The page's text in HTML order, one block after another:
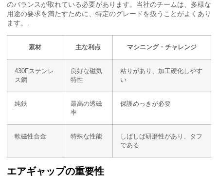
のバランスが取れている必要があります。当社のチームは、多様な
用途の要求を満たすために、特定のグレードを扱うことがよくあり
ます。.
素材 主な利点 マシニング・チャレンジ
430Fステンレ
ス鋼
良好な磁気
特性
粘りがあり、加工硬化しやす
い
純鉄
最高の透磁
率
保護めっきが必要
軟磁性合金 特殊な性能
しばしば研磨性があり、タフ
である
エアギャップの重要性